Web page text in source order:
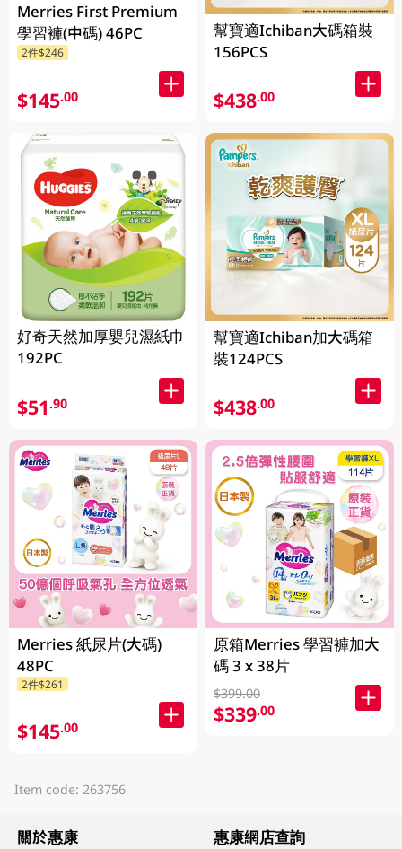
Merries First Premium
學習褲(中碼) 46PC
2件$246
$145.00
好奇天然加厚嬰兒濕紙巾
192PC
$51.90
Merries 紙尿片(大碼)
48PC
2件$261
$145.00
幫寶適Ichiban大碼箱裝
156PCS
$438.00
幫寶適Ichiban加大碼箱
裝124PCS
$438.00
原箱Merries 學習褲加大
碼 3 x 38片
$399.00
$339.00
Item code: 263756
關於惠康 惠康網店查詢